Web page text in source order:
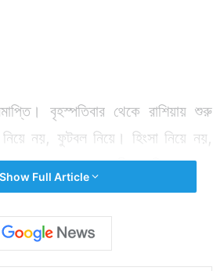
বৃহস্পতিবার থেকে রাশিয়ায় শুরু
নয়, ফুটবল নিয়ে। হিংসা নিয়ে নয়,
আসরে মহারথীর তালিকা নেহাত
উপরেই রয়েছে মেসি, রোনাল্ডো,
প্রতিবারই বিশ্বকাপ নতুন তারকার জন্ম
মনে থেকে যায় কারও কারও খেলা। যে
Show Full Article